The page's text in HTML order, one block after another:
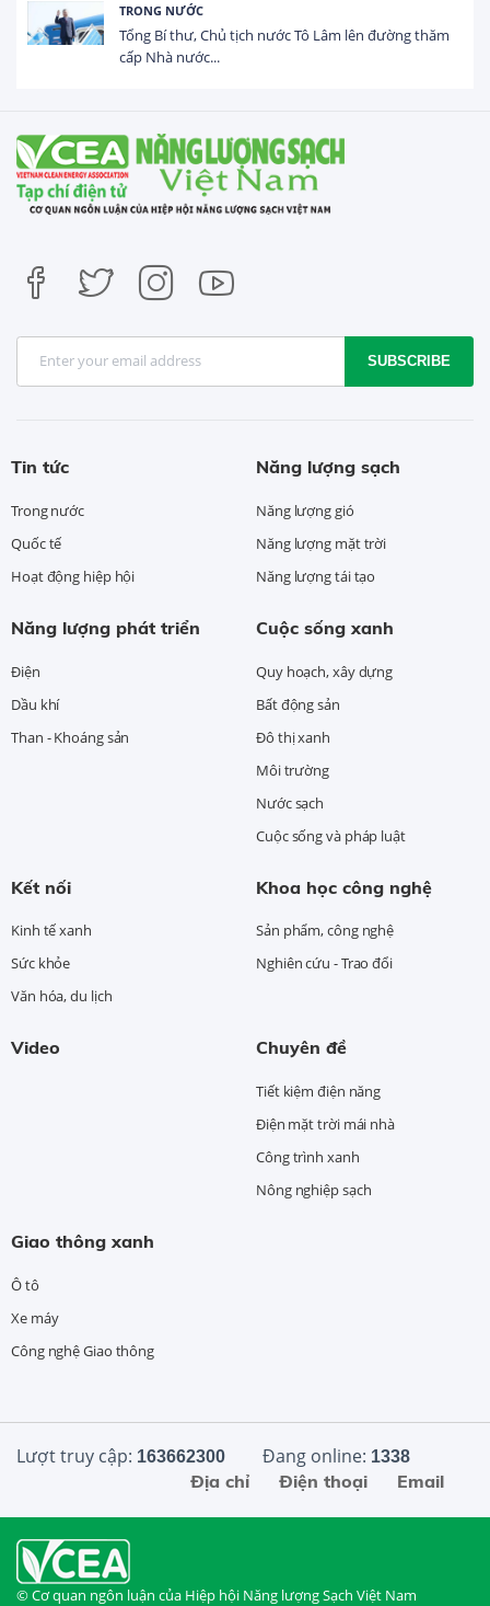
TRONG NƯỚC
Tổng Bí thư, Chủ tịch nước Tô Lâm lên đường thăm
cấp Nhà nước...
SUBSCRIBE
Tin tức
Trong nước
Quốc tế
Hoạt động hiệp hội
Năng lượng sạch
Năng lượng gió
Năng lượng mặt trời
Năng lượng tái tạo
Năng lượng phát triển
Điện
Dầu khí
Than - Khoáng sản
Cuộc sống xanh
Quy hoạch, xây dựng
Bất động sản
Đô thị xanh
Môi trường
Nước sạch
Cuộc sống và pháp luật
Kết nối
Kinh tế xanh
Sức khỏe
Văn hóa, du lịch
Khoa học công nghệ
Sản phẩm, công nghệ
Nghiên cứu - Trao đổi
Video Chuyên đề
Tiết kiệm điện năng
Điện mặt trời mái nhà
Công trình xanh
Nông nghiệp sạch
Giao thông xanh
Ô tô
Xe máy
Công nghệ Giao thông
Lượt truy cập: 163662300 Đang online: 1338
Email
Điện thoại
Địa chỉ
© Cơ quan ngôn luận của Hiệp hội Năng lượng Sạch Việt Nam